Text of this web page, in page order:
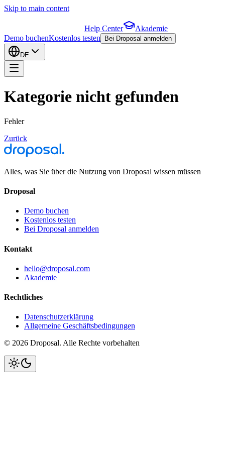
Skip to main content
Help Center
Akademie
Demo buchenKostenlos testen Bei Droposal anmelden
DE
Kategorie nicht gefunden
Fehler
Zurück
Alles, was Sie über die Nutzung von Droposal wissen müssen
Droposal
Demo buchen
Kostenlos testen
Bei Droposal anmelden
Kontakt
hello@droposal.com
Akademie
Rechtliches
Datenschutzerklärung
Allgemeine Geschäftsbedingungen
© 2026 Droposal. Alle Rechte vorbehalten